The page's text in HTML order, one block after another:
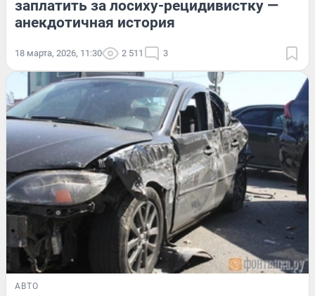
заплатить за лосиху-рецидивистку —
анекдотичная история
18 марта, 2026, 11:30 2 511 3
АВТО